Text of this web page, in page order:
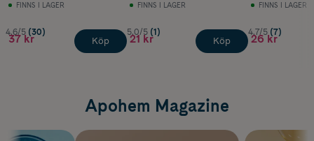
FINNS I LAGER
4.6/5 (30)
37 kr Köp
FINNS I LAGER
5.0/5 (1)
21 kr Köp
FINNS I LAGER
4.7/5 (7)
26 kr
Apohem Magazine